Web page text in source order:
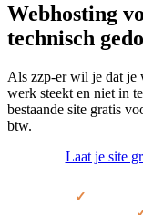
Webhosting
technisch
Als zzp-er wil je dat je
werk steekt en niet in
bestaande site gratis
btw.
Laat je site